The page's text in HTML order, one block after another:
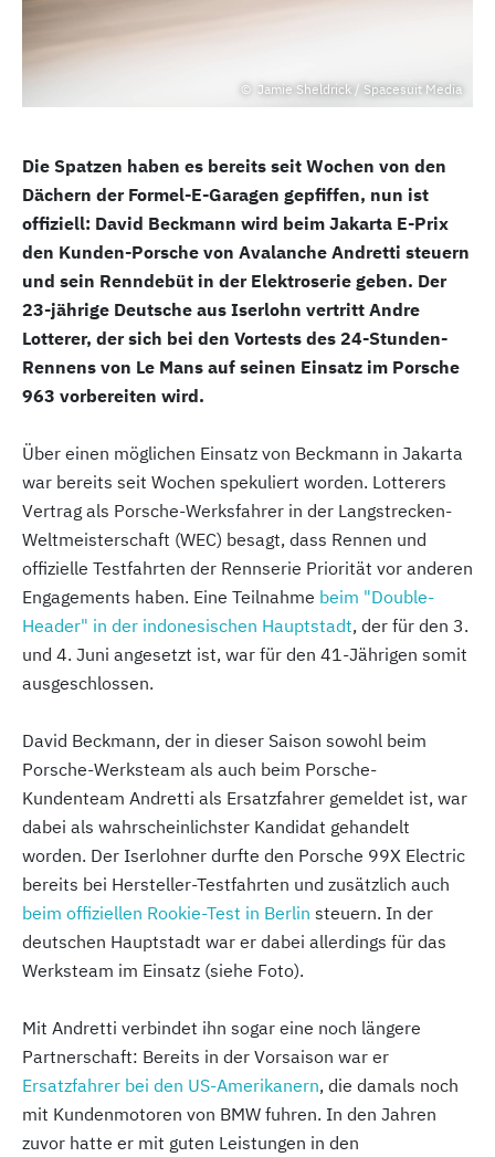
Jamie Sheldrick / Spacesuit Media
Die Spatzen haben es bereits seit Wochen von den
Dächern der Formel-E-Garagen gepfiffen, nun ist
offiziell: David Beckmann wird beim Jakarta E-Prix
den Kunden-Porsche von Avalanche Andretti steuern
und sein Renndebüt in der Elektroserie geben. Der
23-jährige Deutsche aus Iserlohn vertritt Andre
Lotterer, der sich bei den Vortests des 24-Stunden-
Rennens von Le Mans auf seinen Einsatz im Porsche
963 vorbereiten wird.
Über einen möglichen Einsatz von Beckmann in Jakarta
war bereits seit Wochen spekuliert worden. Lotterers
Vertrag als Porsche-Werksfahrer in der Langstrecken-
Weltmeisterschaft (WEC) besagt, dass Rennen und
offizielle Testfahrten der Rennserie Priorität vor anderen
Engagements haben. Eine Teilnahme beim "Double-
Header" in der indonesischen Hauptstadt, der für den 3.
und 4. Juni angesetzt ist, war für den 41-Jährigen somit
ausgeschlossen.
David Beckmann, der in dieser Saison sowohl beim
Porsche-Werksteam als auch beim Porsche-
Kundenteam Andretti als Ersatzfahrer gemeldet ist, war
dabei als wahrscheinlichster Kandidat gehandelt
worden. Der Iserlohner durfte den Porsche 99X Electric
bereits bei Hersteller-Testfahrten und zusätzlich auch
beim offiziellen Rookie-Test in Berlin steuern. In der
deutschen Hauptstadt war er dabei allerdings für das
Werksteam im Einsatz (siehe Foto).
Mit Andretti verbindet ihn sogar eine noch längere
Partnerschaft: Bereits in der Vorsaison war er
Ersatzfahrer bei den US-Amerikanern, die damals noch
mit Kundenmotoren von BMW fuhren. In den Jahren
zuvor hatte er mit guten Leistungen in den